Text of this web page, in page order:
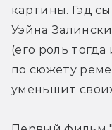
картины. Гэд
Уэйна
(его роль
по сюжету
уменьшит